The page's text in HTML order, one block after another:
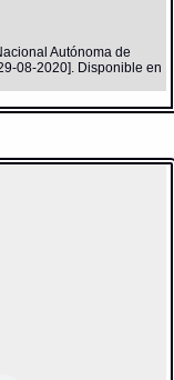
Autónoma de
08-2020]. Disponible en